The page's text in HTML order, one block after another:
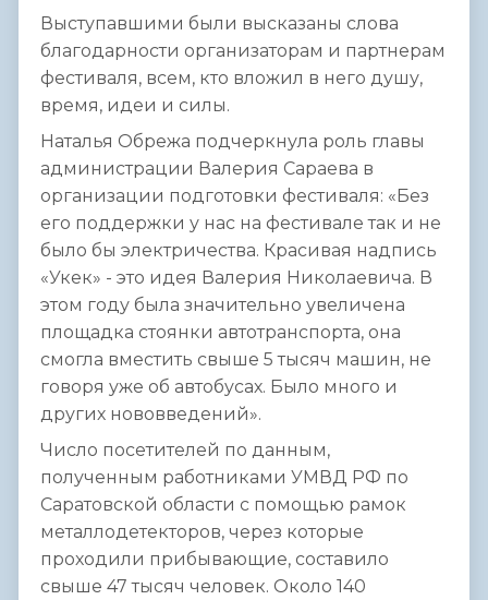
Выступавшими были высказаны слова
благодарности организаторам и партнерам
фестиваля, всем, кто вложил в него душу,
время, идеи и силы.
Наталья Обрежа подчеркнула роль главы
администрации Валерия Сараева в
организации подготовки фестиваля: «Без
его поддержки у нас на фестивале так и не
было бы электричества. Красивая надпись
«Укек» - это идея Валерия Николаевича. В
этом году была значительно увеличена
площадка стоянки автотранспорта, она
смогла вместить свыше 5 тысяч машин, не
говоря уже об автобусах. Было много и
других нововведений».
Число посетителей по данным,
полученным работниками УМВД РФ по
Саратовской области с помощью рамок
металлодетекторов, через которые
проходили прибывающие, составило
свыше 47 тысяч человек. Около 140